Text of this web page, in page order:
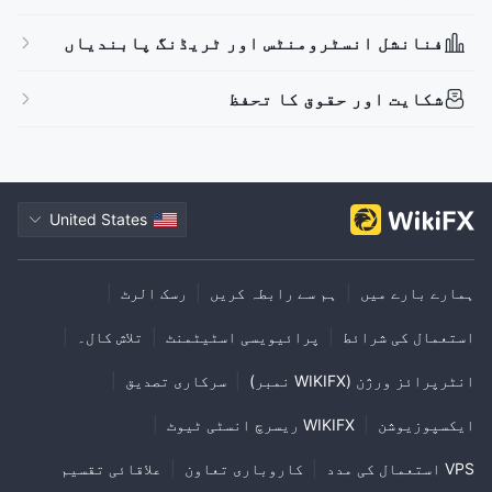
فنانشل انسٹرومنٹس اور ٹریڈنگ پابندیاں
شکایت اور حقوق کا تحفظ
United States
ہمارے بارے میں ہم سے رابطہ کریں رسک الرٹ
استعمال کی شرائط پرائیویسی اسٹیٹمنٹ تلاش کال۔
انٹرپرائز ورژن (WIKIFX نمبر) سرکاری تصدیق
ایکسپوزیوشن WIKIFX ریسرچ انسٹی ٹیوٹ
VPS استعمال کی مدد کاروباری تعاون علاقائی تقسیم